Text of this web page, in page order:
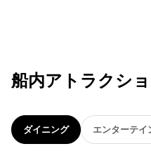
船内アトラクシ
ダイニング エンターテイ